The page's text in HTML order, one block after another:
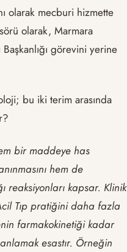
olarak mecburi hizmette
olarak, Marmara
görevini yerine
bu iki terim arasında
bir maddeye has
hem de
reaksiyonları kapsar. Klinik
Tıp pratiğini daha fazla
farmakokinetiği kadar
esastır. Örneğin